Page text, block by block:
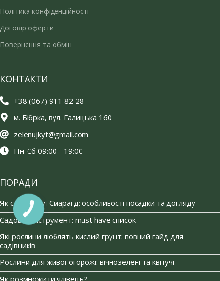
Політика конфіденційності
Договір оферти
Повернення та обмін
КОНТАКТИ
+38 (067) 911 82 28
м. Бібрка, вул. Галицька 160
zelenujkyt@gmail.com
Пн-Сб 09:00 - 19:00
ПОРАДИ
Як садити туї Смарагд: особливості посадки та догляду
Садовий інструмент: must have список
Які рослини люблять кислий грунт: повний гайд для
садівників
Рослини для живої огорожі: вічнозелені та квітучі
Як розмножити ялівець?